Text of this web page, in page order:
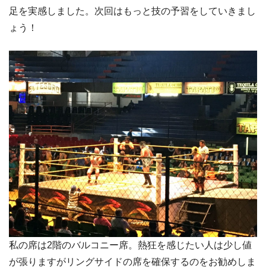
足を実感しました。次回はもっと技の予習をしていきまし
ょう！
私の席は2階のバルコニー席。熱狂を感じたい人は少し値
が張りますがリングサイドの席を確保するのをお勧めしま